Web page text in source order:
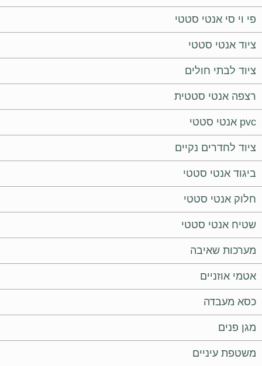
פי וי סי אנטי סטטי
ציוד אנטי סטטי
ציוד לבתי חולים
רצפה אנטי סטטית
pvc אנטי סטטי
ציוד לחדרים נקיים
ביגוד אנטי סטטי
חלוק אנטי סטטי
שטיח אנטי סטטי
מערכות שאיבה
אטמי אוזניים
כסא מעבדה
מגן פנים
משטפת עיניים